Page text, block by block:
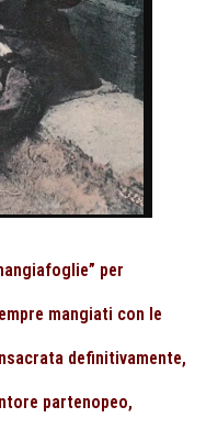
per
mangiati con le
definitivamente,
partenopeo,